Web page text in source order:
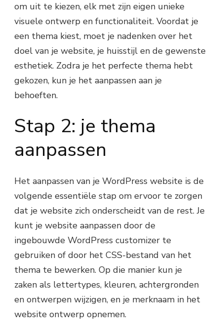
om uit te kiezen, elk met zijn eigen unieke
visuele ontwerp en functionaliteit. Voordat je
een thema kiest, moet je nadenken over het
doel van je website, je huisstijl en de gewenste
esthetiek. Zodra je het perfecte thema hebt
gekozen, kun je het aanpassen aan je
behoeften.
Stap 2: je thema
aanpassen
Het aanpassen van je WordPress website is de
volgende essentiële stap om ervoor te zorgen
dat je website zich onderscheidt van de rest. Je
kunt je website aanpassen door de
ingebouwde WordPress customizer te
gebruiken of door het CSS-bestand van het
thema te bewerken. Op die manier kun je
zaken als lettertypes, kleuren, achtergronden
en ontwerpen wijzigen, en je merknaam in het
website ontwerp opnemen.